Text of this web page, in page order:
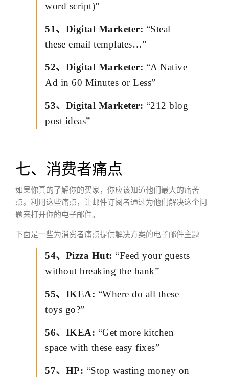
word script)”
51、Digital Marketer: “Steal
these email templates…”
52、Digital Marketer: “A Native
Ad in 60 Minutes or Less”
53、Digital Marketer: “212 blog
post ideas”
七、消费者痛点
如果你真的了解你的买家，你应该知道他们最大的痛苦
点。利用这些痛点，让邮件订阅者通过为他们解决这个问
题来打开你的电子邮件。
下面是一些为消费者痛点提供解决方案的电子邮件主题…
54、Pizza Hut: “Feed your guests
without breaking the bank”
55、IKEA: “Where do all these
toys go?”
56、IKEA: “Get more kitchen
space with these easy fixes”
57、HP: “Stop wasting money on